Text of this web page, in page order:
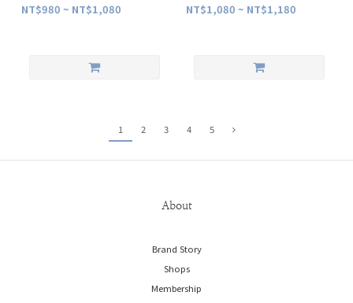
NT$980 ~ NT$1,080 NT$1,080 ~ NT$1,180
1 2 3 4 5
About
Brand Story
Shops
Membership